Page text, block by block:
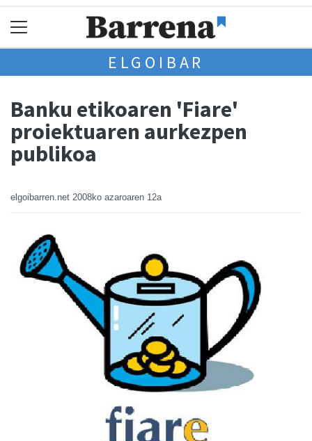
ELGOIBAR
Banku etikoaren 'Fiare'
proiektuaren aurkezpen
publikoa
elgoibarren.net 2008ko azaroaren 12a